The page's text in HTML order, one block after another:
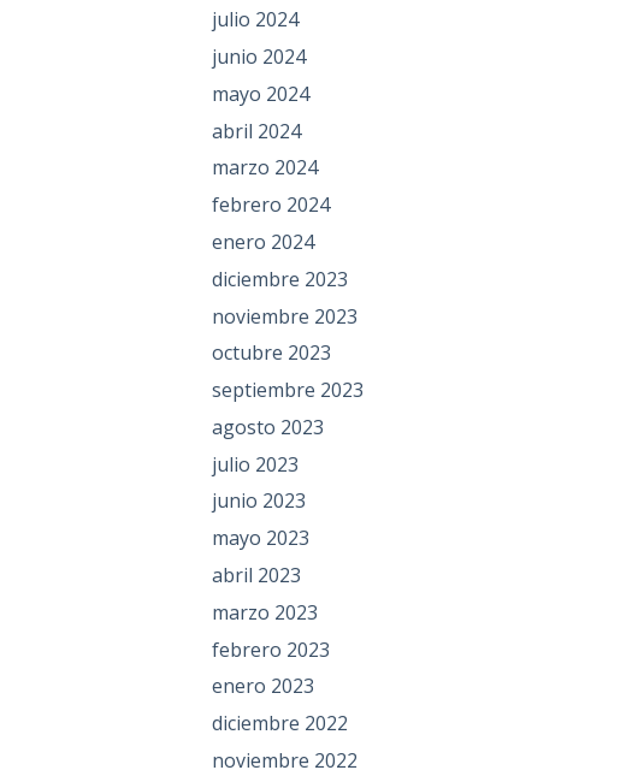
julio 2024
junio 2024
mayo 2024
abril 2024
marzo 2024
febrero 2024
enero 2024
diciembre 2023
noviembre 2023
octubre 2023
septiembre 2023
agosto 2023
julio 2023
junio 2023
mayo 2023
abril 2023
marzo 2023
febrero 2023
enero 2023
diciembre 2022
noviembre 2022